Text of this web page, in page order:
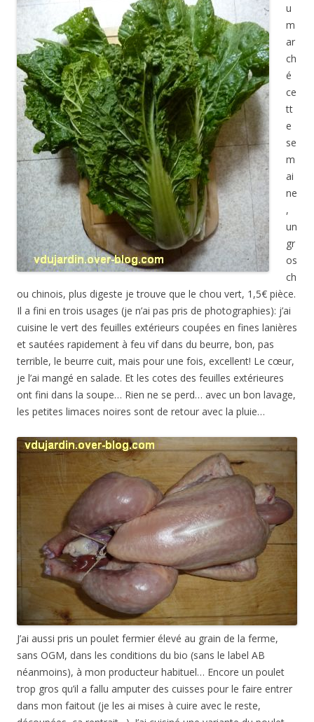
u
m
ar
ch
é
ce
tt
e
se
m
ai
ne
,
un
gr
os
ch
ou chinois, plus digeste je trouve que le chou vert, 1,5€ pièce.
Il a fini en trois usages (je n’ai pas pris de photographies): j’ai
cuisine le vert des feuilles extérieurs coupées en fines lanières
et sautées rapidement à feu vif dans du beurre, bon, pas
terrible, le beurre cuit, mais pour une fois, excellent! Le cœur,
je l’ai mangé en salade. Et les cotes des feuilles extérieures
ont fini dans la soupe… Rien ne se perd… avec un bon lavage,
les petites limaces noires sont de retour avec la pluie…
J’ai aussi pris un poulet fermier élevé au grain de la ferme,
sans OGM, dans les conditions du bio (sans le label AB
néanmoins), à mon producteur habituel… Encore un poulet
trop gros qu’il a fallu amputer des cuisses pour le faire entrer
dans mon faitout (je les ai mises à cuire avec le reste,